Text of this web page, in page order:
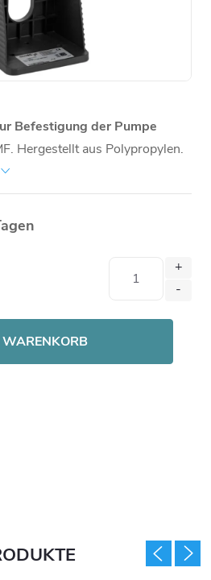
Befestigung der Pumpe
Hergestellt aus Polypropylen.